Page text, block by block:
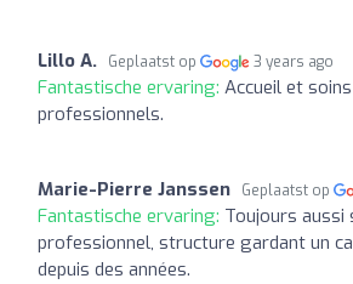
Lillo A. Geplaatst op 3 years ago
Fantastische ervaring: Accueil et
professionnels.
Marie-Pierre Janssen Geplaatst op
Fantastische ervaring: Toujours aussi
professionnel, structure gardant un
depuis des années.